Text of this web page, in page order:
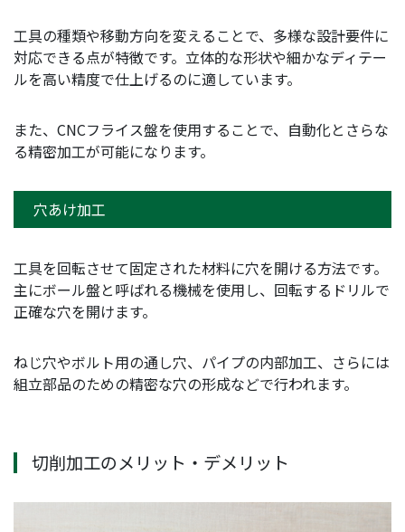
工具の種類や移動方向を変えることで、多様な設計要件に
対応できる点が特徴です。立体的な形状や細かなディテー
ルを高い精度で仕上げるのに適しています。
また、CNCフライス盤を使用することで、自動化とさらな
る精密加工が可能になります。
穴あけ加工
工具を回転させて固定された材料に穴を開ける方法です。
主にボール盤と呼ばれる機械を使用し、回転するドリルで
正確な穴を開けます。
ねじ穴やボルト用の通し穴、パイプの内部加工、さらには
組立部品のための精密な穴の形成などで行われます。
切削加工のメリット・デメリット